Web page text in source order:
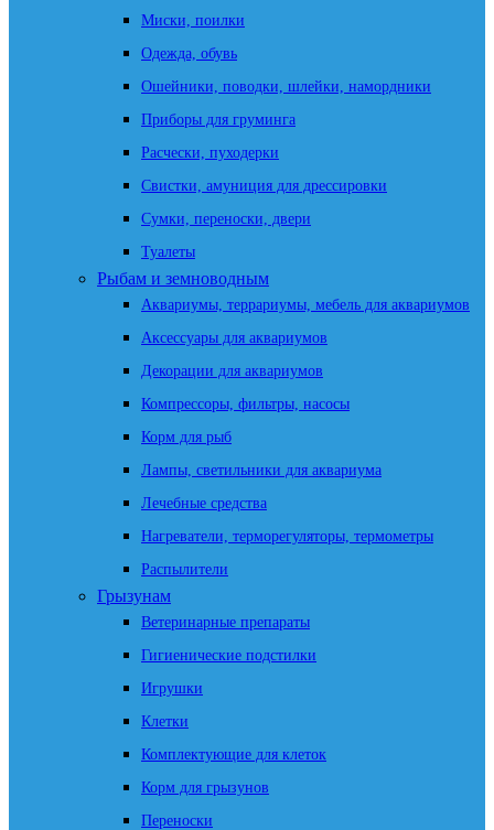
Миски, поилки
Одежда, обувь
Ошейники, поводки, шлейки, намордники
Приборы для груминга
Расчески, пуходерки
Свистки, амуниция для дрессировки
Сумки, переноски, двери
Туалеты
Рыбам и земноводным
Аквариумы, террариумы, мебель для аквариумов
Аксессуары для аквариумов
Декорации для аквариумов
Компрессоры, фильтры, насосы
Корм для рыб
Лампы, светильники для аквариума
Лечебные средства
Нагреватели, терморегуляторы, термометры
Распылители
Грызунам
Ветеринарные препараты
Гигиенические подстилки
Игрушки
Клетки
Комплектующие для клеток
Корм для грызунов
Переноски